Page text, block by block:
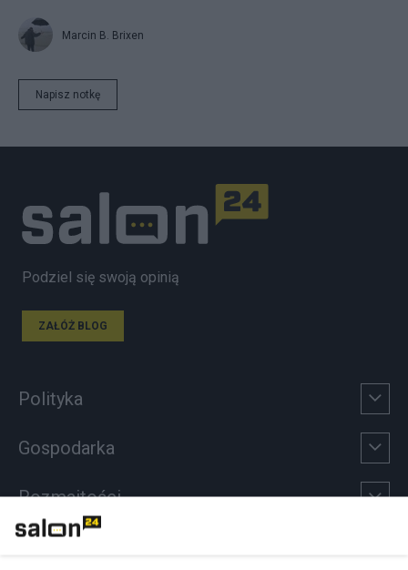
Marcin B. Brixen
Napisz notkę
Podziel się swoją opinią
ZAŁÓŻ BLOG
Polityka
Gospodarka
Rozmaitości